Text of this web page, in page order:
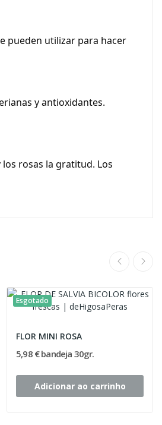
pueden utilizar para hacer
y antioxidantes.
rosas la gratitud. Los
Esgotado
FLOR MINI ROSA
5,98 € bandeja 30gr.
Adicionar ao carrinho